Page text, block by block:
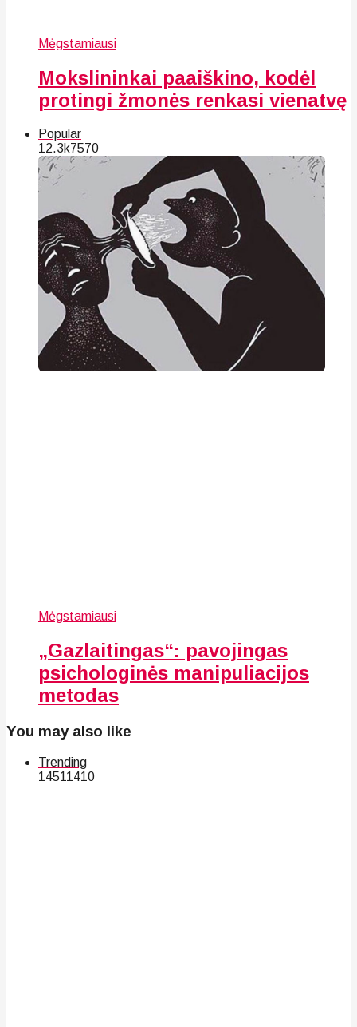
Mėgstamiausi
Mokslininkai paaiškino, kodėl
protingi žmonės renkasi vienatvę
Popular
12.3k7570
Mėgstamiausi
„Gazlaitingas“: pavojingas
psichologinės manipuliacijos
metodas
You may also like
Trending
14511410